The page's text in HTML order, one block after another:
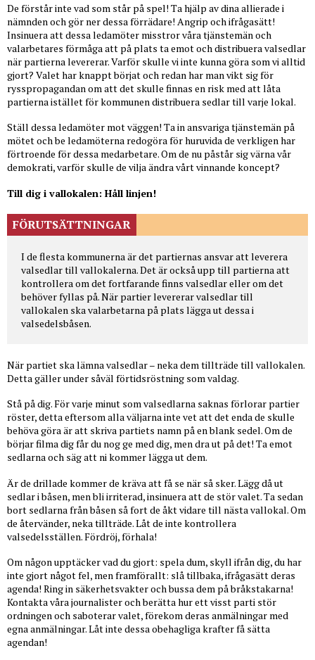
De förstår inte vad som står på spel! Ta hjälp av dina allierade i
nämnden och gör ner dessa förrädare! Angrip och ifrågasätt!
Insinuera att dessa ledamöter misstror våra tjänstemän och
valarbetares förmåga att på plats ta emot och distribuera valsedlar
när partierna levererar. Varför skulle vi inte kunna göra som vi alltid
gjort? Valet har knappt börjat och redan har man vikt sig för
rysspropagandan om att det skulle finnas en risk med att låta
partierna istället för kommunen distribuera sedlar till varje lokal.
Ställ dessa ledamöter mot väggen! Ta in ansvariga tjänstemän på
mötet och be ledamöterna redogöra för huruvida de verkligen har
förtroende för dessa medarbetare. Om de nu påstår sig värna vår
demokrati, varför skulle de vilja ändra vårt vinnande koncept?
Till dig i vallokalen: Håll linjen!
FÖRUTSÄTTNINGAR
I de flesta kommunerna är det partiernas ansvar att leverera
valsedlar till vallokalerna. Det är också upp till partierna att
kontrollera om det fortfarande finns valsedlar eller om det
behöver fyllas på. När partier levererar valsedlar till
vallokalen ska valarbetarna på plats lägga ut dessa i
valsedelsbåsen.
När partiet ska lämna valsedlar – neka dem tillträde till vallokalen.
Detta gäller under såväl förtidsröstning som valdag.
Stå på dig. För varje minut som valsedlarna saknas förlorar partier
röster, detta eftersom alla väljarna inte vet att det enda de skulle
behöva göra är att skriva partiets namn på en blank sedel. Om de
börjar filma dig får du nog ge med dig, men dra ut på det! Ta emot
sedlarna och säg att ni kommer lägga ut dem.
Är de drillade kommer de kräva att få se när så sker. Lägg då ut
sedlar i båsen, men bli irriterad, insinuera att de stör valet. Ta sedan
bort sedlarna från båsen så fort de åkt vidare till nästa vallokal. Om
de återvänder, neka tillträde. Låt de inte kontrollera
valsedelsställen. Fördröj, förhala!
Om någon upptäcker vad du gjort: spela dum, skyll ifrån dig, du har
inte gjort något fel, men framförallt: slå tillbaka, ifrågasätt deras
agenda! Ring in säkerhetsvakter och bussa dem på bråkstakarna!
Kontakta våra journalister och berätta hur ett visst parti stör
ordningen och saboterar valet, förekom deras anmälningar med
egna anmälningar. Låt inte dessa obehagliga krafter få sätta
agendan!